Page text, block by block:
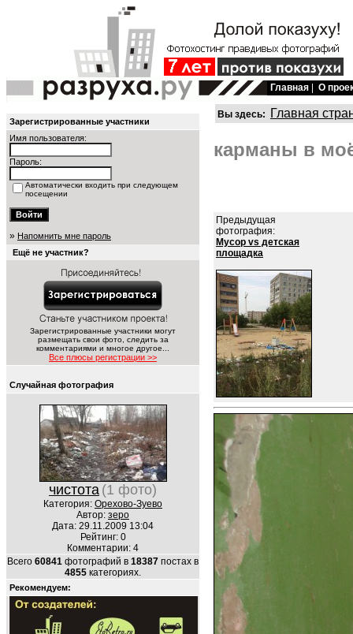
Главная О
Зарегистрированные участники
Имя пользователя:
Пароль:
Автоматически входить при следующем
посещении
» Напомнить мне пароль
Ещё не участник?
Зарегистрированные участники могут
размещать свои фото, следить за
комментариями и многое другое...
Все плюсы регистрации >>
Случайная фотография
чистота (1 фото)
Категория: Орехово-Зуево
Автор: зеро
Дата: 29.11.2009 13:04
Рейтинг: 0
Комментарии: 4
Всего 60841 фотографий в 18387 постах в
4855 категориях.
Рекомендуем:
Вы здесь: Главная
карманы в
Предыдущая
фотография:
Мусор vs детская
площадка